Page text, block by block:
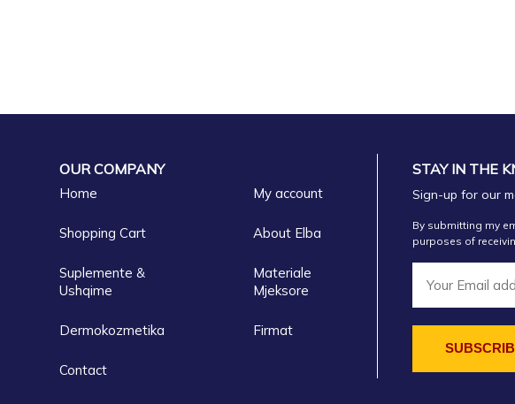
OUR COMPANY
Home My account
Shopping Cart About Elba
Suplemente &
Ushqime
Materiale
Mjeksore
Dermokozmetika Firmat
Contact
STAY IN THE
Sign-up for our
By submitting my
purposes of